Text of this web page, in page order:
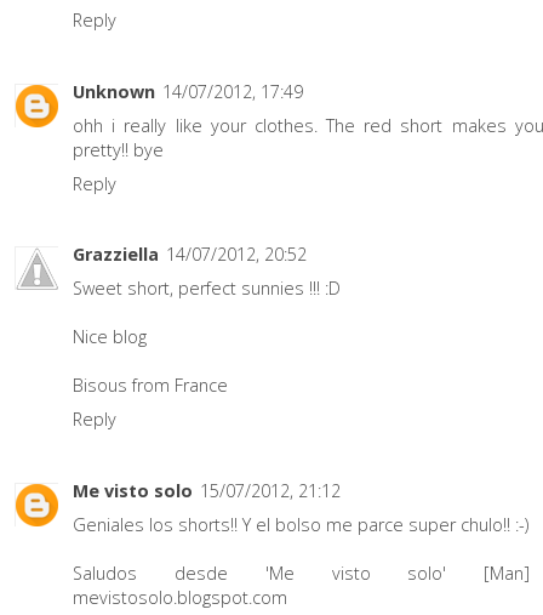
Reply
Unknown 14/07/2012, 17:49
ohh i really like your clothes. The red short makes
pretty!! bye
Reply
Grazziella 14/07/2012, 20:52
Sweet short, perfect sunnies !!! :D
Nice blog
Bisous from France
Reply
Me visto solo 15/07/2012, 21:12
Geniales los shorts!! Y el bolso me parce super chulo!! :-)
Saludos desde 'Me visto solo'
mevistosolo.blogspot.com